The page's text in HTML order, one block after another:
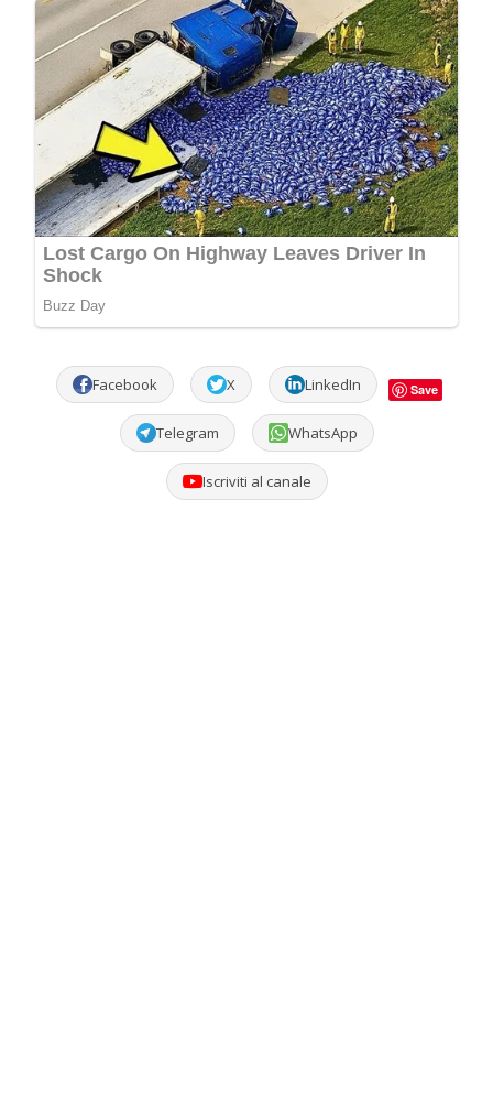
Facebook X LinkedIn Save
Telegram WhatsApp
Iscriviti al canale